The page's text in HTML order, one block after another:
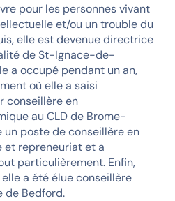
pour les personnes vivant
et/ou un trouble du
elle est devenue directrice
de St-Ignace-de-
a occupé pendant un an,
où elle a saisi
conseillère en
au CLD de Brome-
poste de conseillère en
et repreneuriat et a
particulièrement. Enfin,
a été élue conseillère
de Bedford.